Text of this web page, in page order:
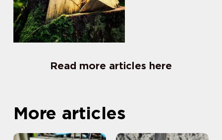
Read more articles here
More articles